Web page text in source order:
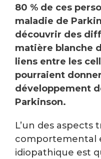
80 % de ces
maladie de
découvrir des
matière blanche
liens entre les
pourraient
développement
Parkinson.
L’un des
comportemental
idiopathique est